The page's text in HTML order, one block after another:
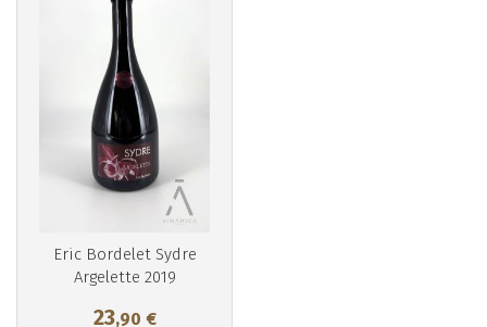
Eric Bordelet Sydre
Argelette 2019
23,90 €
Más info